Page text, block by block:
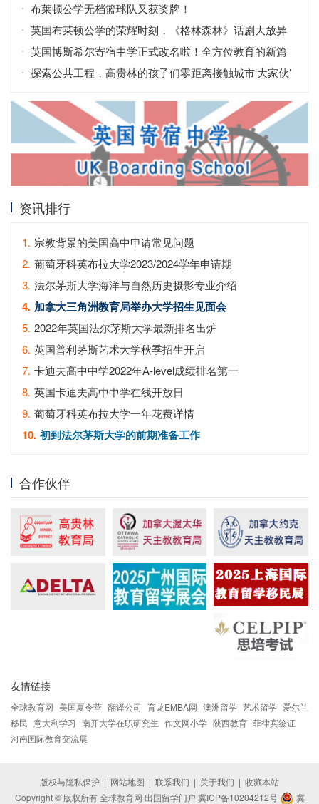
布莱顿公学无档篮球队又获奖牌！
英国布莱顿公学的荣耀时刻，《格林森林》话剧大放异
彩！
英国博斯希尔寄宿中学正式改名啦！全方位教育的新篇
章
探索公共工程，高贵林的孩子们零距离接触城市‘大家伙’
资讯排行
1. 宗教背景的美国高中申请常见问题
2. 葡萄牙科英布拉大学2023/2024学年申请期
3. 法尔茅斯大学海洋与自然历史摄影专业介绍
4. 加拿大三角洲教育局举办大学招生见面会
5. 2022年英国法尔茅斯大学最新排名出炉
6. 英国普利茅斯艺术大学秋季招生开启
7. 卡迪夫高中中学2022年A-level成绩排名第一
8. 英国卡迪夫高中中学在线开放日
9. 葡萄牙科英布拉大学一年花费详情
10. 初到法尔茅斯大学的前期准备工作
合作伙伴
友情链接
全球教育网 美国夏令营 翻译公司 育龙EMBA网 澳洲留学 艺术留学 爱尔兰
移民 意大利学习 南开大学在职研究生 作文网小学 陕西教育 菲律宾签证
河南国际教育交流展
版权与隐私保护 | 网站地图 | 联系我们 | 关于我们 | 收藏本站
Copyright © 版权所有 全球教育网 出国留学门户 冀ICP备10204212号 冀